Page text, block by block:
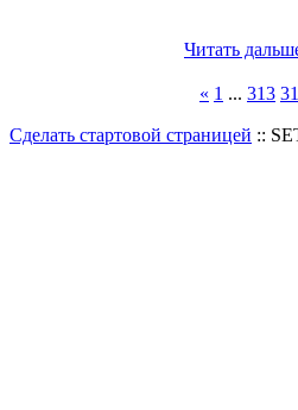
Читать
« 1 ... 313
Сделать стартовой страницей ::